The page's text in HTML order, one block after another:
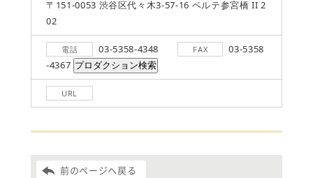
〒151-0053 渋谷区代々木3-57-16 ベルテ参宮橋 II 2
02
電話 03-5358-4348 FAX
03-5358
-4367
URL
前のページへ戻る